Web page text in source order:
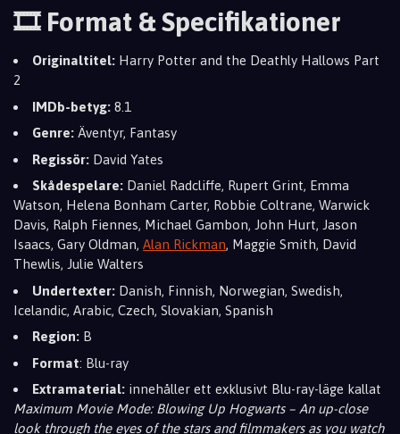
🎞️ Format & Specifikationer
Originaltitel: Harry Potter and the Deathly Hallows Part
2
IMDb-betyg: 8.1
Genre: Äventyr, Fantasy
Regissör: David Yates
Skådespelare: Daniel Radcliffe, Rupert Grint, Emma
Watson, Helena Bonham Carter, Robbie Coltrane, Warwick
Davis, Ralph Fiennes, Michael Gambon, John Hurt, Jason
Isaacs, Gary Oldman, Alan Rickman, Maggie Smith, David
Thewlis, Julie Walters
Undertexter: Danish, Finnish, Norwegian, Swedish,
Icelandic, Arabic, Czech, Slovakian, Spanish
Region: B
Format: Blu-ray
Extramaterial: innehåller ett exklusivt Blu-ray-läge kallat
Maximum Movie Mode: Blowing Up Hogwarts – An up-close
look through the eyes of the stars and filmmakers as you watch